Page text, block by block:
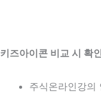
키즈아이콘 비교 시
주식온라인강의